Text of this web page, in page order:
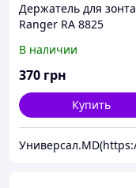
Держатель для зонта
Ranger RA 8825
В наличии
370 грн
Купить